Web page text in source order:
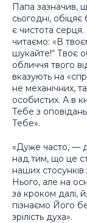
Папа зазначив,
сьогодні,
є чистота
читаємо: «В
шукайте!“ Твоє
обличчя твого
вказують на
не механічних,
особистих. А в
Тебе з
Тебе».
«Дуже часто, —
над тим, що це
наших
Нього, але на
за кроком далі,
пізнаємо Його
зрілість духа».